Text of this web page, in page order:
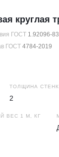
круглая
ГОСТ 1.92096-83
ГОСТ 4784-2019
ТОЛЩИНА
2
ВЕС 1 М, КГ